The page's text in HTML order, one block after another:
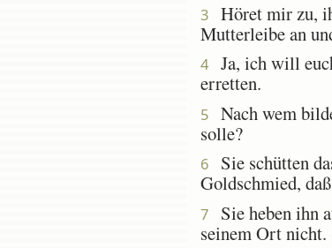
3
Höret mir zu,
Mutterleibe an
4
Ja, ich will
erretten.
5
Nach wem
solle?
6
Sie schütten
Goldschmied,
7
Sie heben ihn
seinem Ort